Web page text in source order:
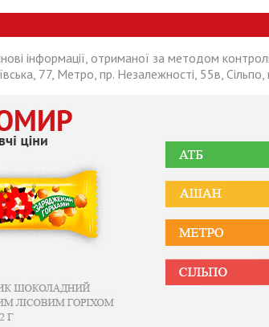
інформації, отриманої за методом
77, Метро, пр. Незалежності, 55в, Сільпо,